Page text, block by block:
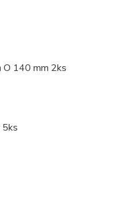
O 140 mm 2ks
5ks